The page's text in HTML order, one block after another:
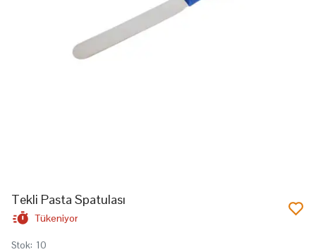
Tekli Pasta Spatulası
Tükeniyor
Stok: 10